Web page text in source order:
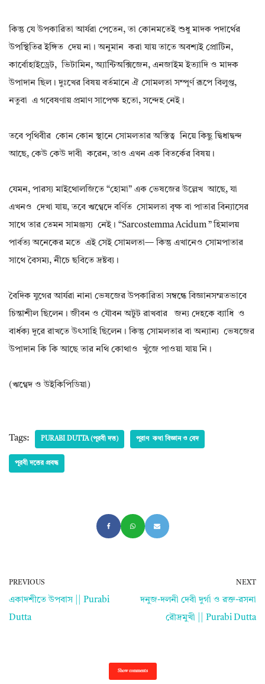
কিন্তু যে উপকারিতা আর্যরা পেতেন, তা কোনমতেই শুধু মাদক পদার্থের
উপস্থিতির ইঙ্গিত দেয় না। অনুমান করা যায় তাতে অবশ্যই প্রোটিন,
কার্বোহাইড্রেট, ভিটামিন, অ্যান্টিঅক্সিজেন, এনজাইম ইত্যাদি ও মাদক
উপাদান ছিল। দুঃখের বিষয় বর্তমানে ঐ সোমলতা সম্পূর্ণ রূপে বিলুপ্ত,
নতুবা এ গবেষণায় প্রমাণ সাপেক্ষ হতো, সন্দেহ নেই।
তবে পৃথিবীর কোন কোন স্থানে সোমলতার অস্তিত্ব নিয়ে কিছু দ্বিধাদ্বন্দ
আছে, কেউ কেউ দাবী করেন, তাও এখন এক বিতর্কের বিষয়।
যেমন, পারস্য মাইথোলজিতে “হোমা” এক ভেষজের উল্লেখ আছে, যা
এখনও দেখা যায়, তবে ঋগ্বেদে বর্ণিত সোমলতা বৃক্ষ বা পাতার বিন্যাসের
সাথে তার তেমন সামঞ্জস্য নেই। “Sarcostemma Acidum ” হিমালয়
পার্বত্য অনেকের মতে এই সেই সোমলতা— কিন্তু এখানেও সোমপাতার
সাথে বৈসম্য, নীচে ছবিতে দ্রষ্টব্য।
বৈদিক যুগের আর্যরা নানা ভেষজের উপকারিতা সম্বন্ধে বিজ্ঞানসম্মতভাবে
চিন্তাশীল ছিলেন। জীবন ও যৌবন অটুট রাখবার জন্য দেহকে ব্যাধি ও
বার্ধক্য দূরে রাখতে উৎসাহি ছিলেন। কিন্তু সোমলতার বা অন্যান্য ভেষজের
উপাদান কি কি আছে তার নথি কোথাও খুঁজে পাওয়া যায় নি।
(ঋগ্বেদ ও উইকিপিডিয়া)
Tags: PURABI DUTTA (পূরবী দত্ত) পুরাণ কথা বিজ্ঞান ও বেদ
পূরবী দত্তের প্রবন্ধ
PREVIOUS
একাদশীতে উপবাস || Purabi
Dutta
NEXT
দনুজ-দলনী দেবী দুর্গা ও রক্ত-রসনা
রৌদ্রমুখী || Purabi Dutta
Show comments